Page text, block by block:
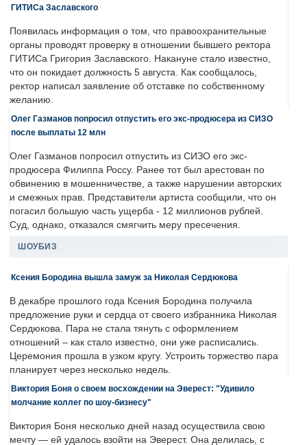
ГИТИСа Заславского
Появилась информация о том, что правоохранительные
органы проводят проверку в отношении бывшего ректора
ГИТИСа Григория Заславского. Накануне стало известно,
что он покидает должность 5 августа. Как сообщалось,
ректор написал заявление об отставке по собственному
желанию.
Олег Газманов попросил отпустить его экс-продюсера из СИЗО
после выплаты 12 млн
Олег Газманов попросил отпустить из СИЗО его экс-
продюсера Филиппа Россу. Ранее тот был арестован по
обвинению в мошенничестве, а также нарушении авторских
и смежных прав. Представители артиста сообщили, что он
погасил большую часть ущерба - 12 миллионов рублей.
Суд, однако, отказался смягчить меру пресечения.
ШОУБИЗ
Ксения Бородина вышла замуж за Николая Сердюкова
В декабре прошлого года Ксения Бородина получила
предложение руки и сердца от своего избранника Николая
Сердюкова. Пара не стала тянуть с оформлением
отношений – как стало известно, они уже расписались.
Церемония прошла в узком кругу. Устроить торжество пара
планирует через несколько недель.
Виктория Боня о своем восхождении на Эверест: "Удивило
молчание коллег по шоу-бизнесу"
Виктория Боня несколько дней назад осуществила свою
мечту — ей удалось взойти на Эверест. Она делилась, с